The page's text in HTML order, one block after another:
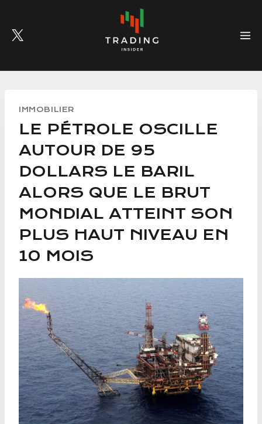
content
IMMOBILIER
LE PÉTROLE OSCILLE
AUTOUR DE 95
DOLLARS LE BARIL
ALORS QUE LE BRUT
MONDIAL ATTEINT SON
PLUS HAUT NIVEAU EN
10 MOIS